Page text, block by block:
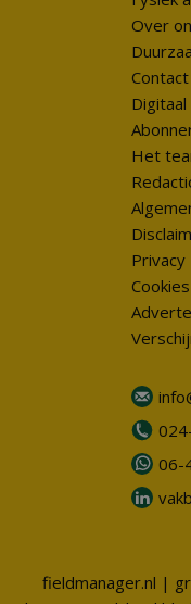
Over
Contact
Het
Privacy
Cookies
06-
fieldmanager.nl |